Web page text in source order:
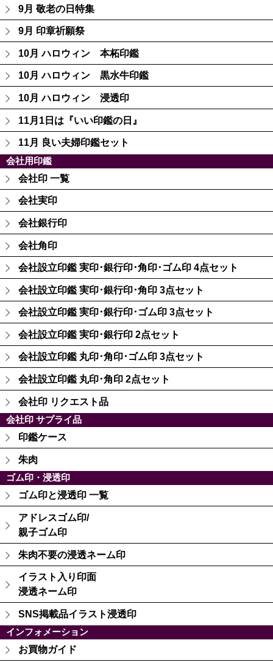
9月 敬老の日特集
9月 印章祈願祭
10月 ハロウィン 本柘印鑑
10月 ハロウィン 黒水牛印鑑
10月 ハロウィン 浸透印
11月1日は『いい印鑑の日』
11月 良い夫婦印鑑セット
会社用印鑑
会社印 一覧
会社実印
会社銀行印
会社角印
会社設立印鑑 実印･銀行印･角印･ゴム印 4点セット
会社設立印鑑 実印･銀行印･角印 3点セット
会社設立印鑑 実印･銀行印･ゴム印 3点セット
会社設立印鑑 実印･銀行印 2点セット
会社設立印鑑 丸印･角印･ゴム印 3点セット
会社設立印鑑 丸印･角印 2点セット
会社印 リクエスト品
会社印 サプライ品
印鑑ケース
朱肉
ゴム印・浸透印
ゴム印と浸透印 一覧
アドレスゴム印/
親子ゴム印
朱肉不要の浸透ネーム印
イラスト入り印面
浸透ネーム印
SNS掲載品イラスト浸透印
インフォメーション
お買物ガイド